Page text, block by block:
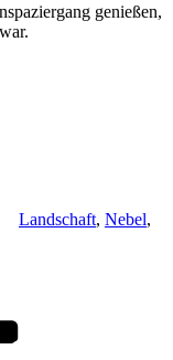
genießen,
Landschaft, Nebel,